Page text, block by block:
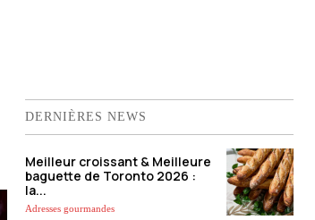
DERNIÈRES NEWS
Meilleur croissant & Meilleure
baguette de Toronto 2026 :
la...
Adresses gourmandes